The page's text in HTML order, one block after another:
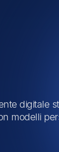
digitale
modelli